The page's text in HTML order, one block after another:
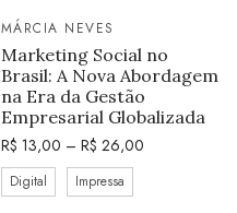
MÁRCIA NEVES
Marketing Social no
Brasil: A Nova Abordagem
na Era da Gestão
Empresarial Globalizada
R$ 13,00 – R$ 26,00
Digital Impressa